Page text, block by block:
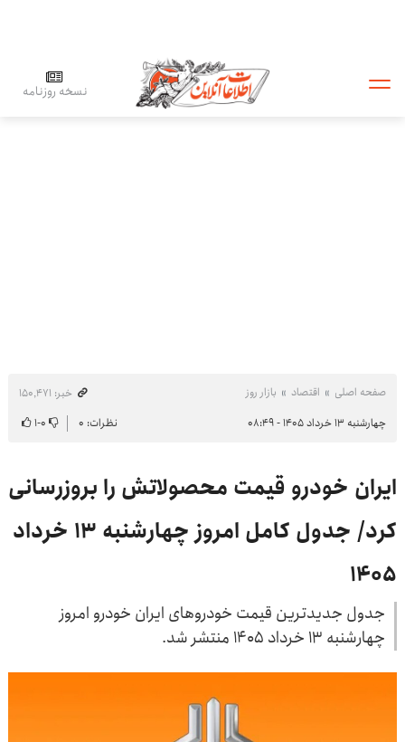
نسخه روزنامه
صفحه اصلی اقتصاد بازار روز
خبر: ۱۵۰٬۴۷۱
چهارشنبه ۱۳ خرداد ۱۴۰۵ - ۰۸:۴۹
نظرات: ۰ ۰-۱
ایران خودرو قیمت‌ محصولاتش را بروزرسانی
کرد/ جدول کامل امروز چهارشنبه ۱۳ خرداد
۱۴۰۵
جدول جدیدترین قیمت خودروهای ایران خودرو امروز
چهارشنبه ۱۳ خرداد ۱۴۰۵ منتشر شد.